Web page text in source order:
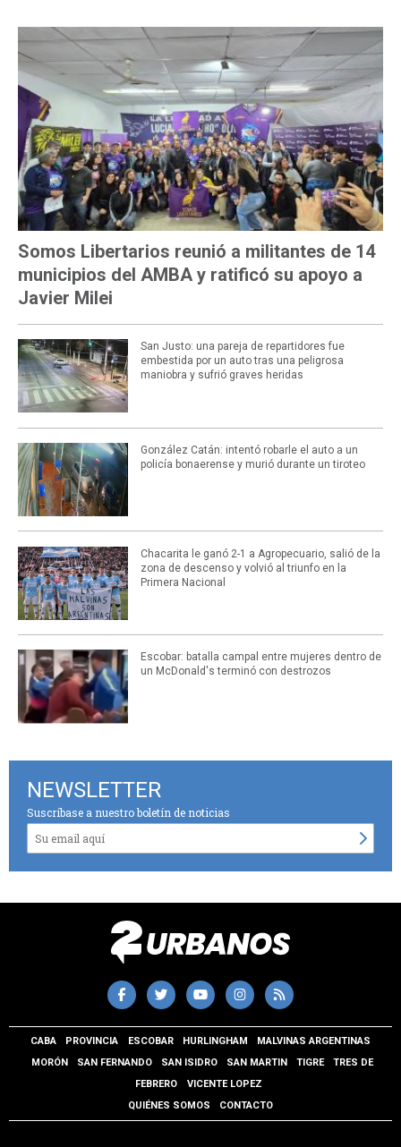
Somos Libertarios reunió a militantes de 14
municipios del AMBA y ratificó su apoyo a
Javier Milei
San Justo: una pareja de repartidores fue
embestida por un auto tras una peligrosa
maniobra y sufrió graves heridas
González Catán: intentó robarle el auto a un
policía bonaerense y murió durante un tiroteo
Chacarita le ganó 2-1 a Agropecuario, salió de la
zona de descenso y volvió al triunfo en la
Primera Nacional
Escobar: batalla campal entre mujeres dentro de
un McDonald's terminó con destrozos
NEWSLETTER
Suscríbase a nuestro boletín de noticias
CABA PROVINCIA ESCOBAR HURLINGHAM
MALVINAS ARGENTINAS
MORÓN
SAN FERNANDO SAN ISIDRO SAN MARTIN TIGRE
TRES DE
FEBRERO
VICENTE LOPEZ
QUIÉNES SOMOS
CONTACTO